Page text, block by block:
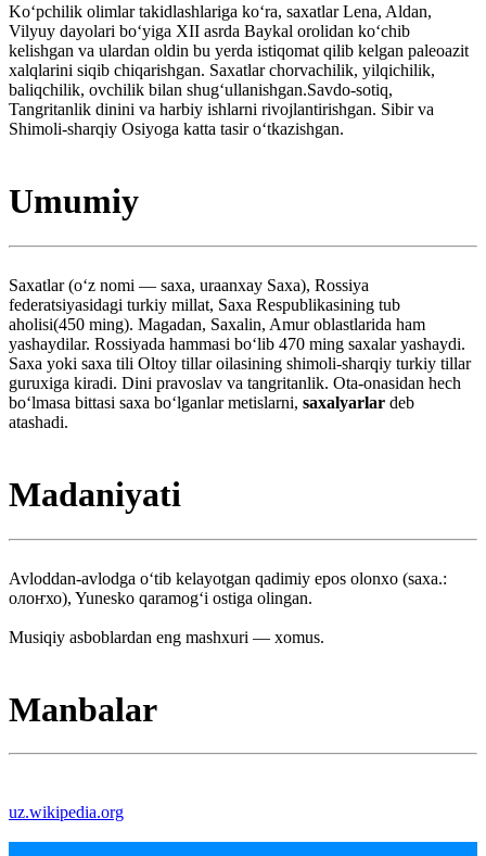
Koʻpchilik olimlar takidlashlariga koʻra, saxatlar Lena, Aldan,
Vilyuy dayolari boʻyiga XII asrda Baykal orolidan koʻchib
kelishgan va ulardan oldin bu yerda istiqomat qilib kelgan paleoazit
xalqlarini siqib chiqarishgan. Saxatlar chorvachilik, yilqichilik,
baliqchilik, ovchilik bilan shugʻullanishgan.Savdo-sotiq,
Tangritanlik dinini va harbiy ishlarni rivojlantirishgan. Sibir va
Shimoli-sharqiy Osiyoga katta tasir oʻtkazishgan.
Umumiy
Saxatlar (oʻz nomi — saxa, uraanxay Saxa), Rossiya
federatsiyasidagi turkiy millat, Saxa Respublikasining tub
aholisi(450 ming). Magadan, Saxalin, Amur oblastlarida ham
yashaydilar. Rossiyada hammasi boʻlib 470 ming saxalar yashaydi.
Saxa yoki saxa tili Oltoy tillar oilasining shimoli-sharqiy turkiy tillar
guruxiga kiradi. Dini pravoslav va tangritanlik. Ota-onasidan hech
boʻlmasa bittasi saxa boʻlganlar metislarni, saxalyarlar deb
atashadi.
Madaniyati
Avloddan-avlodga oʻtib kelayotgan qadimiy epos olonxo (saxa.:
олоҥхо), Yunesko qaramogʻi ostiga olingan.
Musiqiy asboblardan eng mashxuri — xomus.
Manbalar
uz.wikipedia.org